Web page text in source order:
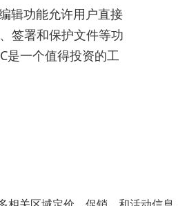
辑功能允许用户直接
签署和保护文件等功
是一个值得投资的工
编辑功能，包括文本